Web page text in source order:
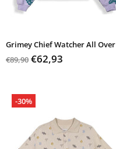
Grimey Chief Watcher All Over
€89,90 €62,93
-30%